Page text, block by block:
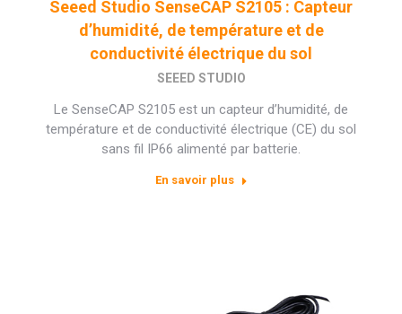
Seeed Studio SenseCAP S2105 : Capteur
d’humidité, de température et de
conductivité électrique du sol
SEEED STUDIO
Le SenseCAP S2105 est un capteur d’humidité, de
température et de conductivité électrique (CE) du sol
sans fil IP66 alimenté par batterie.
En savoir plus